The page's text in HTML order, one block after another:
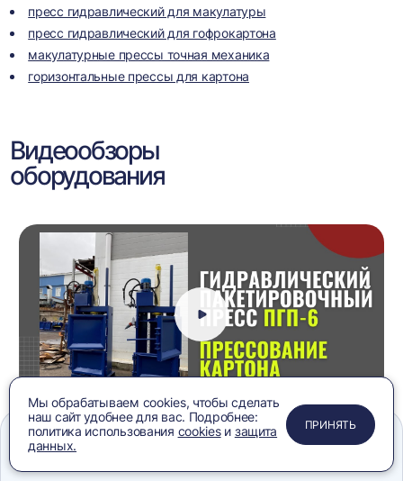
пресс гидравлический для макулатуры
пресс гидравлический для гофрокартона
макулатурные прессы точная механика
горизонтальные прессы для картона
Видеообзоры
оборудования
Пресс гидравлический вертикальный ПГП-6 на
картоне, видеообзор
ПРИМЕНИТЬ
ЗАКРЫТЬ
ЗАКРЫТЬ
ЗАКРЫТЬ
Мы обрабатываем cookies, чтобы сделать
наш сайт удобнее для вас. Подробнее:
политика использования cookiesи защита
данных.
ПРИНЯТЬ